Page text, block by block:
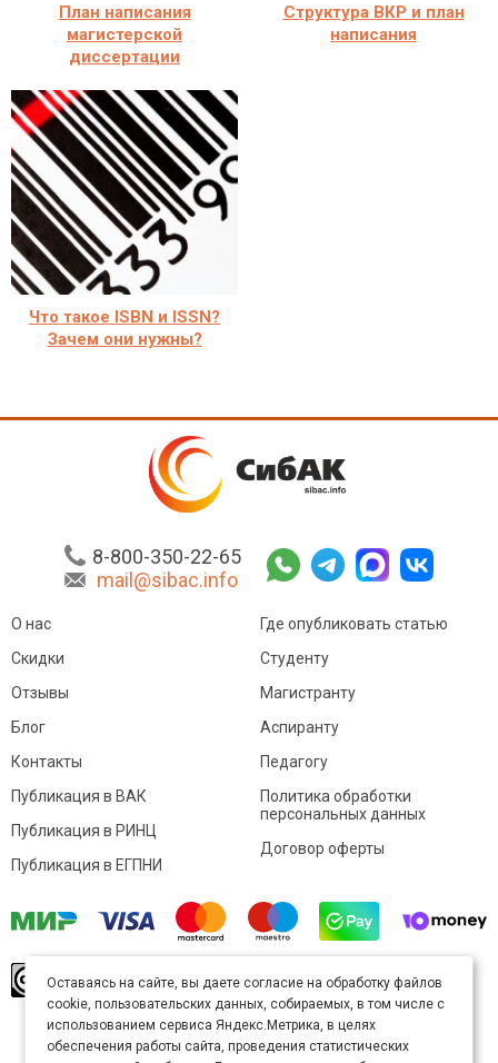
План написания
магистерской
диссертации
Структура ВКР и план
написания
Что такое ISBN и ISSN?
Зачем они нужны?
8-800-350-22-65
mail@sibac.info
О нас
Скидки
Отзывы
Блог
Контакты
Где опубликовать статью
Студенту
Магистранту
Аспиранту
Педагогу
Публикация в ВАК
Публикация в РИНЦ
Публикация в ЕГПНИ
Политика обработки
персональных данных
Договор оферты
произведение доступно полицензии Creative
Commons «Attribution» («Атрибуция») 4.0
Непортированная.
Карта сайта
Оставаясь на сайте, вы даете согласие на обработку файлов
cookie, пользовательских данных, собираемых, в том числе с
использованием сервиса Яндекс.Метрика, в целях
обеспечения работы сайта, проведения статистических